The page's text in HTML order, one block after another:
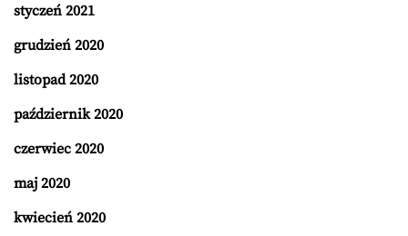
styczeń 2021
grudzień 2020
listopad 2020
październik 2020
czerwiec 2020
maj 2020
kwiecień 2020